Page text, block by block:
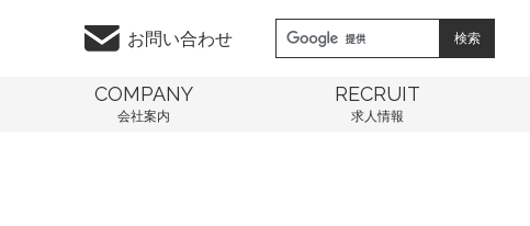
お問い合わせ
COMPANY
会社案内
RECRUIT
求人情報